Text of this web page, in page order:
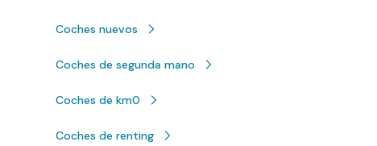
Coches nuevos
Coches de segunda mano
Coches de km0
Coches de renting